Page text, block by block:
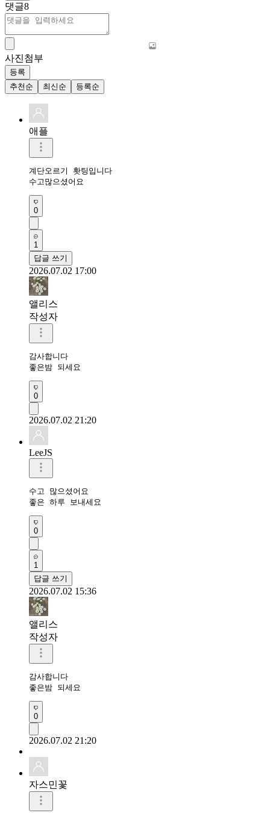
댓글8
사진첨부
등록
추천순
최신순 등록순
애플
계단오르기 홧팅입니다
수고많으셨어요
0
1
답글 쓰기
2026.07.02 17:00
앨리스
작성자
감사합니다
좋은밤 되세요
0
2026.07.02 21:20
LeeJS
수고 많으셨어요
좋은 하루 보내세요
0
1
답글 쓰기
2026.07.02 15:36
앨리스
작성자
감사합니다
좋은밤 되세요
0
2026.07.02 21:20
자스민꽃